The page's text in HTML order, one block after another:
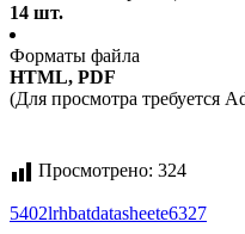
14 шт.
Форматы файла
HTML, PDF
(Для просмотра требуется
Просмотрено: 324
5402lrhbatdatasheete6327